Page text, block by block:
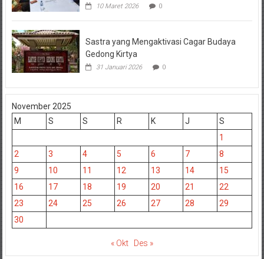
10 Maret 2026 0
Sastra yang Mengaktivasi Cagar Budaya
Gedong Kirtya
31 Januari 2026 0
November 2025
M
S S R K J
S
1
2
3 4 5 6 7
8
9
10 11 12 13 14
15
16
17 18 19 20 21
22
23
24 25 26 27 28
29
30
« Okt Des »